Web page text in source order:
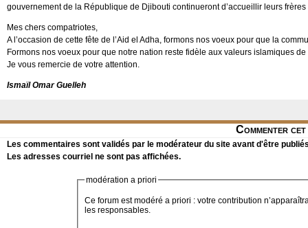
gouvernement de la République de Djibouti continueront d’accueillir leurs
Mes chers compatriotes,
A l’occasion de cette fête de l’Aid el Adha, formons nos voeux pour que la
Formons nos voeux pour que notre nation reste fidèle aux valeurs islamiques
Je vous remercie de votre attention.
Ismaïl Omar Guelleh
Commenter
Les commentaires sont validés par le modérateur du site avant d'être
Les adresses courriel ne sont pas affichées.
modération a priori
Ce forum est modéré a priori : votre contribution
les responsables.